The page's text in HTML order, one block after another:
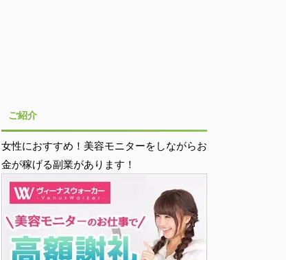
ご紹介
女性におすすめ！美容モニターをしながらお
金が稼げる副業があります！